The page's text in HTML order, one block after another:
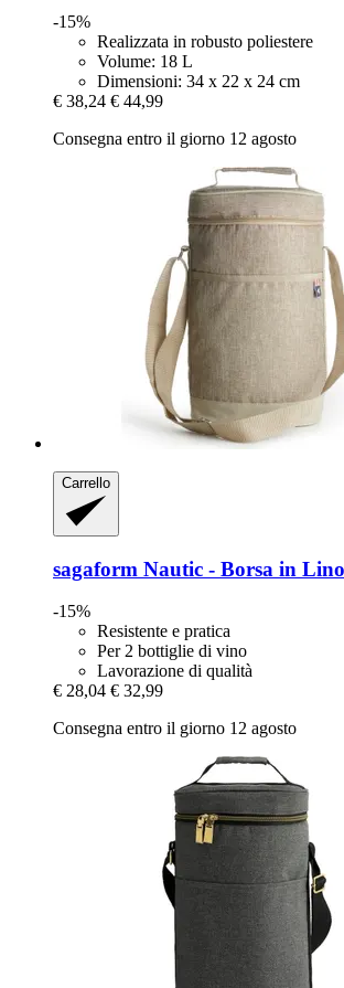
-15%
Realizzata in robusto poliestere
Volume: 18 L
Dimensioni: 34 x 22 x 24 cm
€ 38,24 € 44,99
Consegna entro il giorno 12 agosto
Carrello
sagaform Nautic -​ Borsa in
-15%
Resistente e pratica
Per 2 bottiglie di vino
Lavorazione di qualità
€ 28,04 € 32,99
Consegna entro il giorno 12 agosto